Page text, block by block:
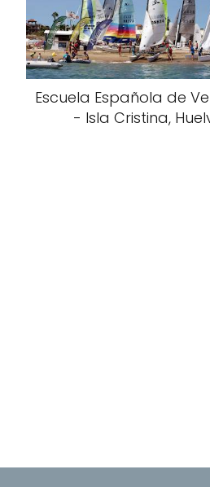
Escuela Española de
- Isla Cristina,